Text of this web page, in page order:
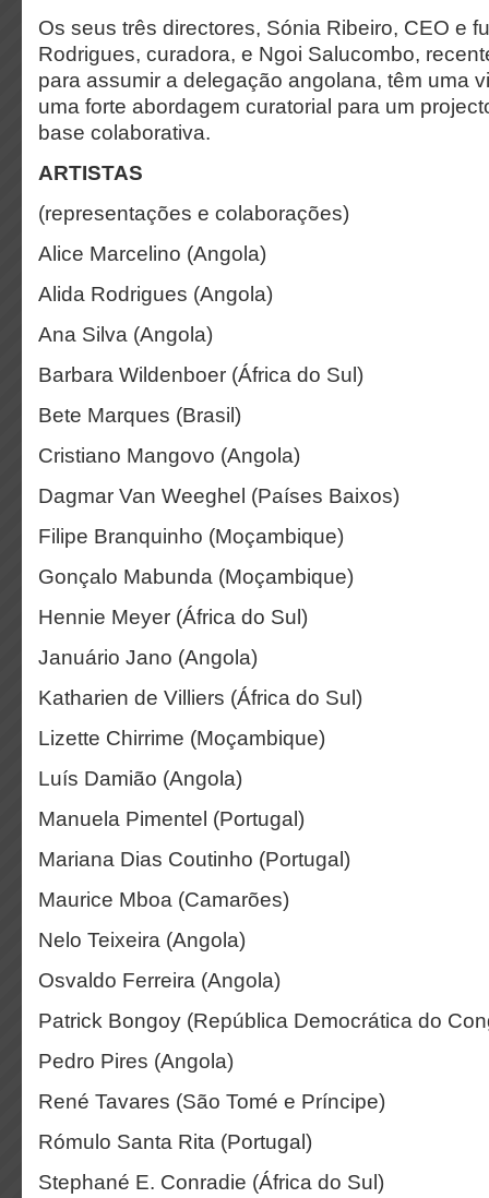
Os seus três directores, Sónia Ribeiro, CEO e
Rodrigues, curadora, e Ngoi Salucombo,
para assumir a delegação angolana, têm uma
uma forte abordagem curatorial para um
base colaborativa.
ARTISTAS
(representações e colaborações)
Alice Marcelino (Angola)
Alida Rodrigues (Angola)
Ana Silva (Angola)
Barbara Wildenboer (África do Sul)
Bete Marques (Brasil)
Cristiano Mangovo (Angola)
Dagmar Van Weeghel (Países Baixos)
Filipe Branquinho (Moçambique)
Gonçalo Mabunda (Moçambique)
Hennie Meyer (África do Sul)
Januário Jano (Angola)
Katharien de Villiers (África do Sul)
Lizette Chirrime (Moçambique)
Luís Damião (Angola)
Manuela Pimentel (Portugal)
Mariana Dias Coutinho (Portugal)
Maurice Mboa (Camarões)
Nelo Teixeira (Angola)
Osvaldo Ferreira (Angola)
Patrick Bongoy (República Democrática do
Pedro Pires (Angola)
René Tavares (São Tomé e Príncipe)
Rómulo Santa Rita (Portugal)
Stephané E. Conradie (África do Sul)